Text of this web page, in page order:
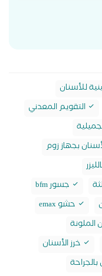
للأسنان
التقويم المعدني
بجهاز زوم
جسور bfm
حشو emax
الملونة
خرز الأسنان